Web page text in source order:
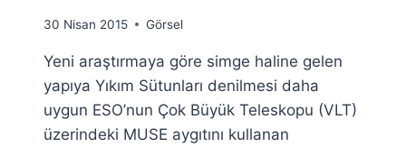
By
Fuat
Özyar
30 Nisan 2015 Görsel
Yeni araştırmaya göre simge haline gelen
yapıya Yıkım Sütunları denilmesi daha
uygun ESO’nun Çok Büyük Teleskopu (VLT)
üzerindeki MUSE aygıtını kullanan